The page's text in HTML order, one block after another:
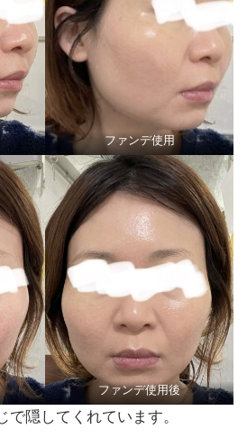
ファンデ使用
ファンデ使用後
隠してくれています。